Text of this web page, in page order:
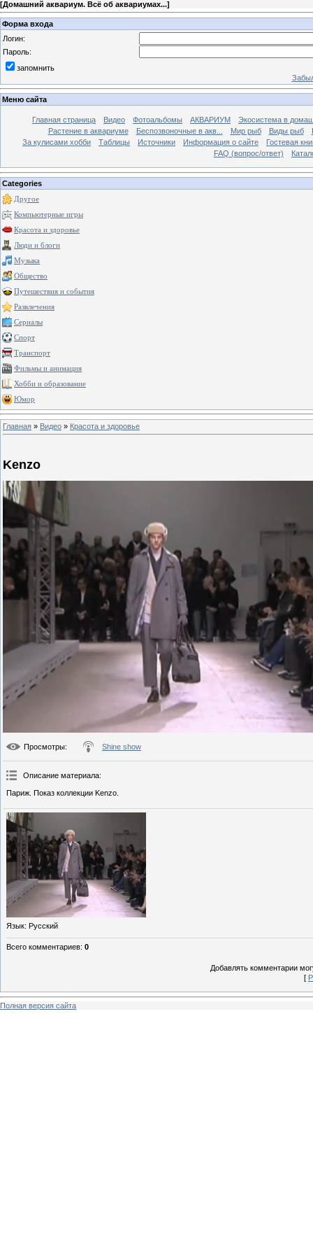
[Домашний аквариум. Всё об аквариумах...]
Форма входа
Логин:
Пароль:
запомнить
Меню сайта
Главная страница Видео Фотоальбомы АКВАРИУМ
Экосистема в
Растение в аквариуме
Беспозвоночные в акв... Мир рыб Виды рыб
За кулисами хобби
Таблицы Источники Информация о сайте
Гостевая
FAQ (вопрос/ответ)
Categories
Другое
Компьютерные игры
Красота и здоровье
Люди и блоги
Музыка
Общество
Путешествия и события
Развлечения
Сериалы
Спорт
Транспорт
Фильмы и анимация
Хобби и образование
Юмор
Главная » Видео » Красота и здоровье
Kenzo
Просмотры: Shine show
Описание материала:
Париж. Показ коллекции Kenzo.
Язык: Русский
Всего комментариев: 0
Добавлять комментарии
[
Полная версия сайта